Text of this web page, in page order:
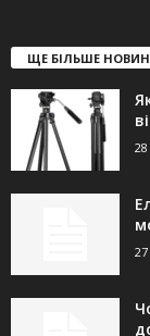
ЩЕ БІЛЬШЕ НОВИН